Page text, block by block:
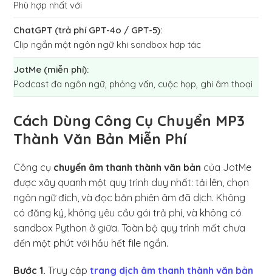
Phù hợp nhất với
Clip ngắn một ngôn ngữ khi sandbox hợp tác
Podcast đa ngôn ngữ, phỏng vấn, cuộc họp, ghi âm thoại
Cách Dùng Công Cụ Chuyển MP3
Thành Văn Bản Miễn Phí
Công cụ chuyển âm thanh thành văn bản của JotMe
được xây quanh một quy trình duy nhất: tải lên, chọn
ngôn ngữ đích, và đọc bản phiên âm đã dịch. Không
có đăng ký, không yêu cầu gói trả phí, và không có
sandbox Python ở giữa. Toàn bộ quy trình mất chưa
đến một phút với hầu hết file ngắn.
Bước 1. Truy cậptrang dịch âm thanh thành văn bản